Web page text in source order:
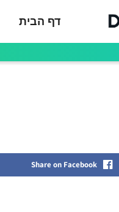
דף הבית
Share on Facebook